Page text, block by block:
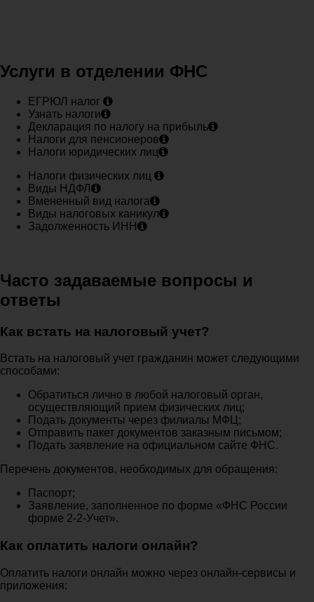
Услуги в отделении ФНС
ЕГРЮЛ налог
Узнать налоги
Декларация по налогу на прибыль
Налоги для пенсионеров
Налоги юридических лиц
Налоги физических лиц
Виды НДФЛ
Вмененный вид налога
Виды налоговых каникул
Задолженность ИНН
Часто задаваемые вопросы и
ответы
Как встать на налоговый учет?
Встать на налоговый учет гражданин может следующими
способами:
Обратиться лично в любой налоговый орган,
осуществляющий прием физических лиц;
Подать документы через филиалы МФЦ;
Отправить пакет документов заказным письмом;
Подать заявление на официальном сайте ФНС.
Перечень документов, необходимых для обращения:
Паспорт;
Заявление, заполненное по форме «ФНС России
форме 2-2-Учет».
Как оплатить налоги онлайн?
Оплатить налоги онлайн можно через онлайн-сервисы и
приложения: